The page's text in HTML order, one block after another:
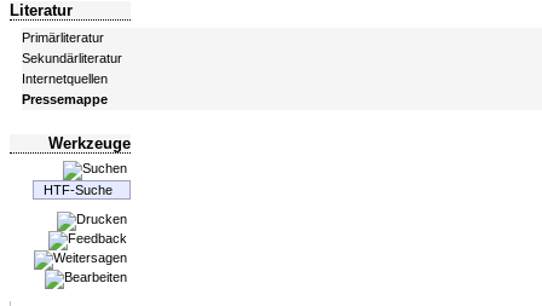
Literatur
Primärliteratur
Sekundärliteratur
Internetquellen
Pressemappe
Werkzeuge